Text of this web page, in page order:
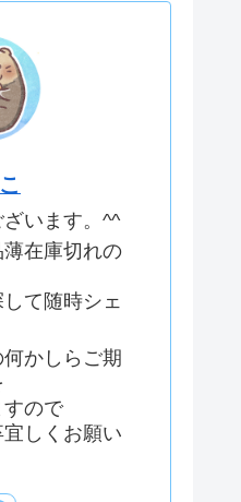
います。^^
在庫切れの
て随時シェ
かしらご期
ので
しくお願い